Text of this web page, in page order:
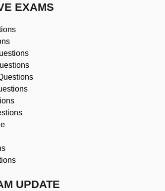
EXAMS
UPDATE